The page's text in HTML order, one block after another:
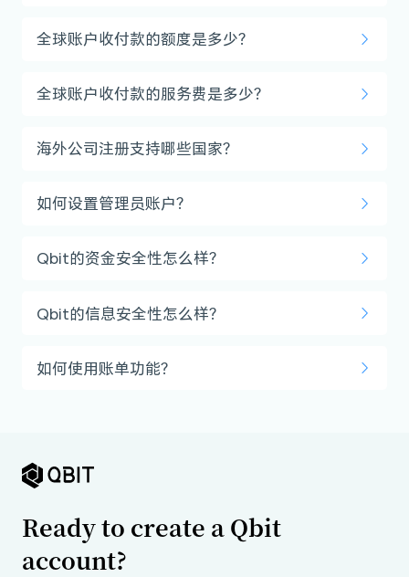
全球账户收付款的额度是多少？
全球账户收付款的服务费是多少？
海外公司注册支持哪些国家？
如何设置管理员账户？
Qbit的资金安全性怎么样？
Qbit的信息安全性怎么样？
如何使用账单功能？
Ready to create a Qbit
account?